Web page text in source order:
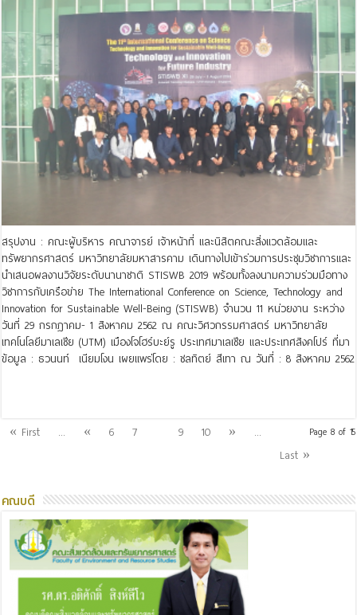
สรุปงาน : คณะผู้บริหาร คณาจารย์ เจ้าหน้าที่ และนิสิตคณะสิ่งแวดล้อมและ
ทรัพยากรศาสตร์ มหาวิทยาลัยมหาสารคาม เดินทางไปเข้าร่วมการประชุมวิชาการและ
นำเสนอผลงานวิจัยระดับนานาชาติ STISWB 2019 พร้อมทั้งลงนามความร่วมมือทาง
วิชาการกับเครือข่าย The International Conference on Science, Technology and
Innovation for Sustainable Well-Being (STISWB) จำนวน 11 หน่วยงาน ระหว่าง
วันที่ 29 กรกฎาคม- 1 สิงหาคม 2562 ณ คณะวิศวกรรมศาสตร์ มหาวิทยาลัย
เทคโนโลยีมาเลเซีย (UTM) เมืองโจโฮร์บะย์รู ประเทศมาเลเซีย และประเทศสิงคโปร์ ที่มา
ข้อมูล : ธวนนท์ เนียมโงน เผยแพร่โดย : ชลทิตย์ สีเทา ณ วันที่ : 8 สิงหาคม 2562
Page 8 of 15
« First ... « 6 7 9 10 »
...
Last »
คณบดี